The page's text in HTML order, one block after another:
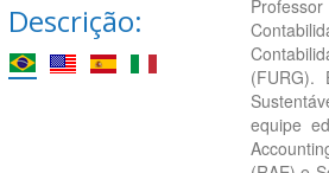
Descrição:
equipe